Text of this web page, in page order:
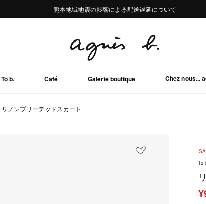
熊本地域地震の影響による配送遅延について
Summer Sale 2buy10%OFF!!
台風13号の影響による配送遅延について
熊本地域地震の影響による配送遅延について
Summer Sale 2buy10%OFF!!
To b. Café Galerie boutique Chez nous...
リノンプリーテッドスカート
To